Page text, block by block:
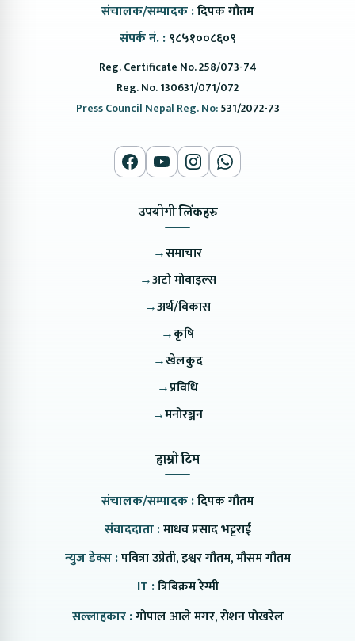
संचालक/सम्पादक :दिपक गौतम
संपर्क नं. : ९८५१००८६०९
Reg. Certificate No. 258/073-74
Reg. No. 130631/071/072
Press Council Nepal Reg. No:531/2072-73
उपयोगी लिंकहरु
→समाचार
→अटो मोवाइल्स
→अर्थ/विकास
→कृषि
→खेलकुद
→प्रविधि
→मनोरञ्जन
हाम्रो टिम
संचालक/सम्पादक :दिपक गौतम
संवाददाता :माधव प्रसाद भट्टराई
न्युज डेक्स :पवित्रा उप्रेती, इश्वर गौतम, मौसम गौतम
IT :त्रिबिक्रम रेग्मी
सल्लाहकार :गोपाल आले मगर, रोशन पोखरेल